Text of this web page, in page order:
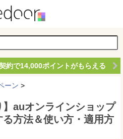
約で14,000ポイントがもらえる
ーン >
】auオンラインショップ
方法＆使い方・適用方